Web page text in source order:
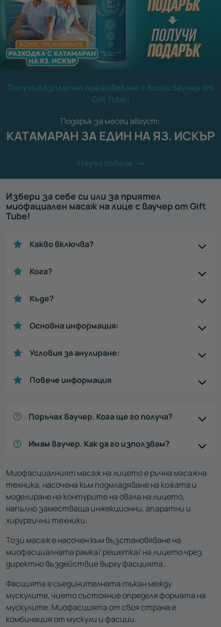
Получи безплатно преживяване с всеки ваучер от
Gift Tube!
Подарък за месец август:
КАТАМАРАН ЗА ЕДИН НА ЯЗ. ИСКЪР
Научи повече
Избери за себе си или за приятел
миофациален масаж на лице с ваучер от Gift
Tube!
Какво включва?
Кога?
Къде?
Основна информация:
Условия за анулиране:
Повече информация
Поръчах ваучер. Кога ще го получа?
Имам ваучер. Как да го използвам?
Миофасциалният масаж на лицето е ръчна масажна
техника, насочена към подмладяване на кожата и
моделиране на контурите на овала на лицето,
напълно заместваща инжекционни, апаратни и
хирургични техники.
Този масаж е насочен към възстановяване на
миофасциалната рамка/ решетка/ на лицето чрез
директно въздействие върху фасцията.
Фасцията е съединителната тъкан между
мускулите, чието състояние определя формата на
мускулите. Миофасцията от своя страна е
комбинация от мускули и фасции.